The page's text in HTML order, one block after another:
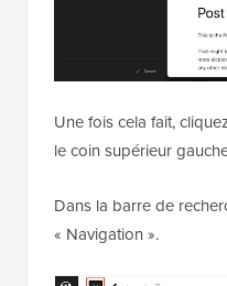
Une fois cela fait,
le coin supérieur
Dans la barre de
« Navigation ».